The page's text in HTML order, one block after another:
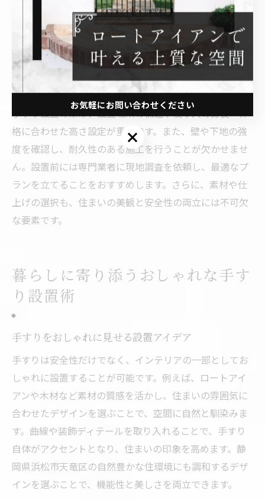
設置後も定期的な点検やメンテナンスを行うことで、長
く安心して使えます。地元業者のアフターサポートを活
用し、住まいに合った手すりを最大限に活かしましょ
う。
手すり設置時のポイントと注意点まとめ
手すり設置の際は、設置場所の構造や使う人の身長・体
格に合わせた高さ設定が重要です。また、壁や下地の強
度を確認し、耐久性のある施工を行うことが欠かせませ
ん。設置前には専門業者に現地調査を依頼し、最適なプ
ランを立てることをおすすめします。さらに、素材や仕
上げの選択も、住まいの美観と安全性の両立には不可欠
な要素です。
暮らしに寄り添うおしゃれな手す
り設置術
手すりをおしゃれに見せる設置アイデア
手すりは安全性だけでなく、インテリアの一部としてお
しゃれに設置することが可能です。例えば、ロートアイ
アンや木材など素材の質感を活かし、住まいの雰囲気に
合わせたデザインを選ぶことで、空間に自然と馴染みま
す。曲線や装飾ディテールを取り入れることで、手すり
自体がアクセントとなり、住まいの印象を高めます。静
岡県浜松市天竜区の自然豊かな住環境にも調和するデザ
インを選ぶことで、機能性と美しさを両立できます。
お気軽にお問い合わせください
お気軽にお問い合わせください